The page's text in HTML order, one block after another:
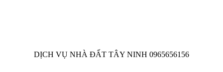
DỊCH VỤ NHÀ ĐẤT TÂY NINH 0965656156